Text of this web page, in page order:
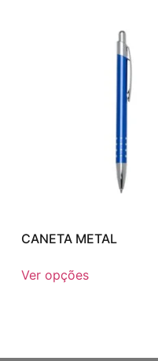
CANETA METAL
Ver opções